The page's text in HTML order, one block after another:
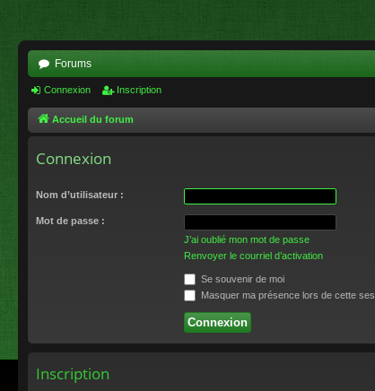
Forums
Connexion Inscription
Accueil du forum
Connexion
Nom d’utilisateur :
Mot de passe :
J’ai oublié mon mot de passe
Renvoyer le courriel d’activation
Se souvenir de moi
Masquer ma présence lors de cette
Inscription